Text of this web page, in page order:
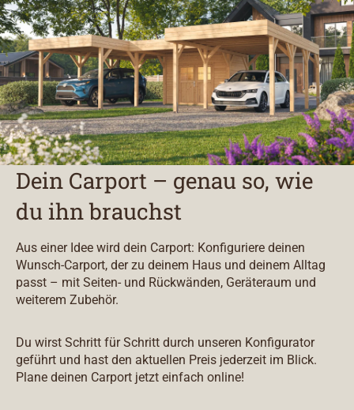
Dein Carport – genau so, wie
du ihn brauchst
Aus einer Idee wird dein Carport: Konfiguriere deinen
Wunsch-Carport, der zu deinem Haus und deinem Alltag
passt – mit Seiten- und Rückwänden, Geräteraum und
weiterem Zubehör.
Du wirst Schritt für Schritt durch unseren Konfigurator
geführt und hast den aktuellen Preis jederzeit im Blick.
Plane deinen Carport jetzt einfach online!